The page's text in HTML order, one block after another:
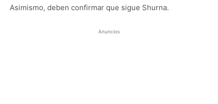
Asimismo, deben confirmar que sigue Shurna.
Anuncios